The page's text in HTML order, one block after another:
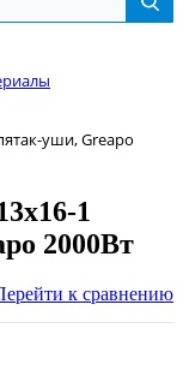
уши, Greapo
1
2000Вт
к сравнению